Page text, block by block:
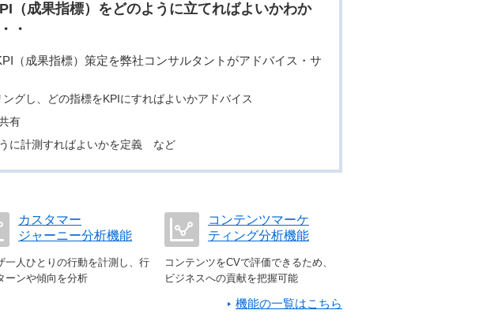
（成果指標）をどのように立てればよいかわか
・
（成果指標）策定を弊社コンサルタントがアドバイス・サ
グし、どの指標をKPIにすればよいかアドバイス
有
に計測すればよいかを定義 など
カスタマー
ジャーニー分析機能
一人ひとりの行動を計測し、行
ーンや傾向を分析
コンテンツマーケ
ティング分析機能
コンテンツをCVで評価できるため、
ビジネスへの貢献を把握可能
機能の一覧はこちら